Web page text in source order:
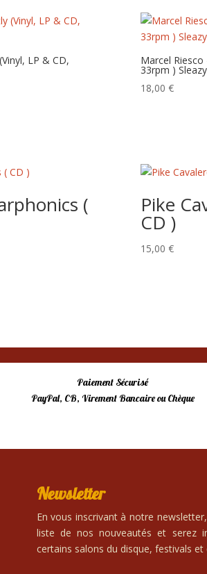
LP & CD, Marcel Riesco
33rpm )
18,00€
( Pike
CD )
15,00€
Paiement Sécurisé
PayPal, CB, Virement Bancaire ou Chèque
Newsletter
En vous inscrivant à notre
liste de nos nouveautés et serez
certains salons du disque, festivals et